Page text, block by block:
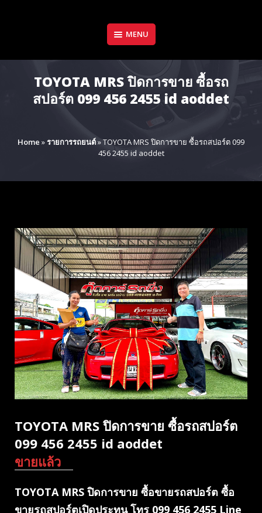
MENU
TOYOTA MRS ปิดการขาย ซื้อรถ
สปอร์ต 099 456 2455 id aoddet
Home »รายการรถยนต์»TOYOTA MRS ปิดการขาย ซื้อรถสปอร์ต 099
456 2455 id aoddet
TOYOTA MRS ปิดการขาย ซื้อรถสปอร์ต
099 456 2455 id aoddet
ขายแล้ว
TOYOTA MRS ปิดการขาย ซื้อขายรถสปอร์ต ซื้อ
ขายรถสปอร์ตเปิดประทุน โทร 099 456 2455 Line